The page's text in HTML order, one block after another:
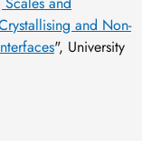
and Non-
", University